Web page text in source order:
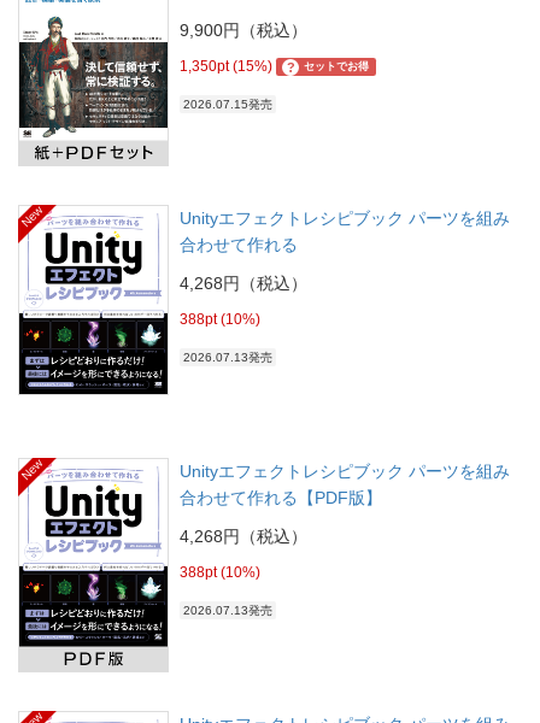
9,900円（税込）
1,350pt (15%) ? セットでお得
2026.07.15発売
New
Unityエフェクトレシピブック パーツを組み
合わせて作れる
4,268円（税込）
388pt (10%)
2026.07.13発売
New
Unityエフェクトレシピブック パーツを組み
合わせて作れる【PDF版】
4,268円（税込）
388pt (10%)
2026.07.13発売